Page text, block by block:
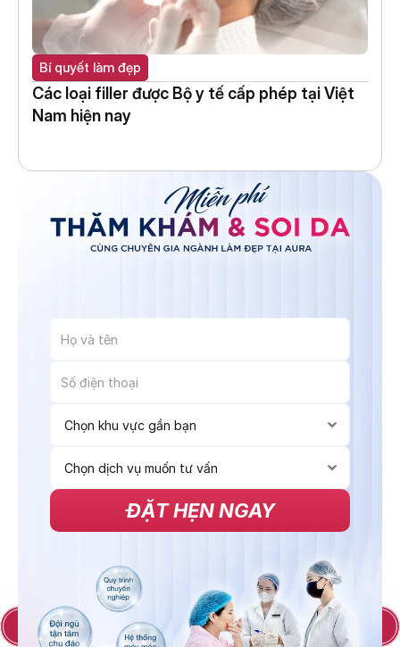
Bí quyết làm đẹp
Các loại filler được Bộ y tế cấp phép tại Việt
Nam hiện nay
ĐẶT HẸN NGAY
Đăng ký ngay